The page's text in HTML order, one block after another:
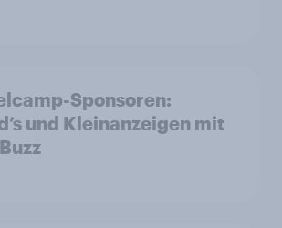
Sponsoren:
und Kleinanzeigen mit